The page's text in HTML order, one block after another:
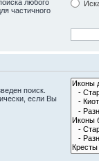
любого
частичного
поиск.
если Вы